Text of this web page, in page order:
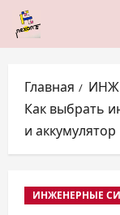
Перейти
содержимому
Главная
Как выбрать
и аккумулятор
ИНЖЕНЕРНЫЕ